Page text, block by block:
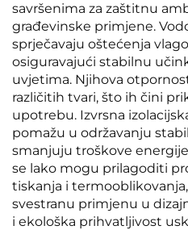
savršenima za zaštitnu
građevinske primjene.
sprječavaju oštećenja
osiguravajući stabilnu
uvjetima. Njihova
različitih tvari, što ih čini
upotrebu. Izvrsna
pomažu u održavanju
smanjuju troškove
se lako mogu prilagoditi
tiskanja i
svestranu primjenu u
i ekološka prihvatljivost